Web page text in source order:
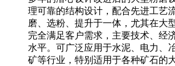
理可靠的结构设计，配合先进工艺
磨、选粉、提升于一体，尤其在大
完全满足客户需求，主要技术、经
水平。可广泛应用于水泥、电力、
矿等行业，特别适用于各种矿石的